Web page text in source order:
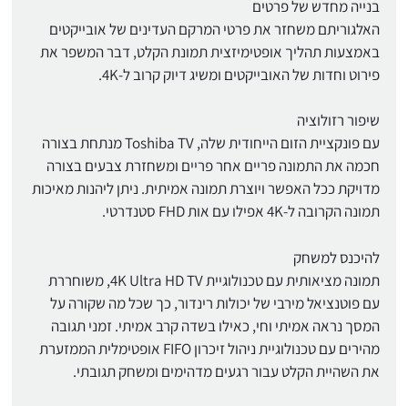
בנייה מחדש של פרטים
האלגוריתם משחזר את פרטי המרקם העדינים של אובייקטים
באמצעות תהליך אופטימיזצית תמונת הקלט, דבר המשפר את
פירוט וחדות של האובייקטים ומשיג דיוק קרוב ל-4K.
שיפור רזולוציה
עם פונקציית הזום הייחודית שלה, Toshiba TV מנתחת בצורה
חכמה את התמונה פריים אחר פריים ומשחזרת צבעים בצורה
מדויקת ככל האפשר ויוצרת תמונה אמיתית. ניתן ליהנות מאיכות
תמונה הקרובה ל-4K אפילו עם אות FHD סטנדרטי.
להיכנס למשחק
תמונה מציאותית עם טכנולוגיית 4K Ultra HD TV, משוחררת
עם פוטנציאל מירבי של יכולות רינדור, כך שכל מה שקורה על
המסך נראה אמיתי וחי, כאילו בשדה קרב אמיתי. זמני תגובה
מהירים עם טכנולוגיית ניהול זיכרון FIFO אופטימלית הממזערת
את השהיית הקלט עבור רגעים מדהימים ומשחק תגובתי.